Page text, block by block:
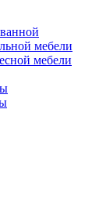
мебели
мебели